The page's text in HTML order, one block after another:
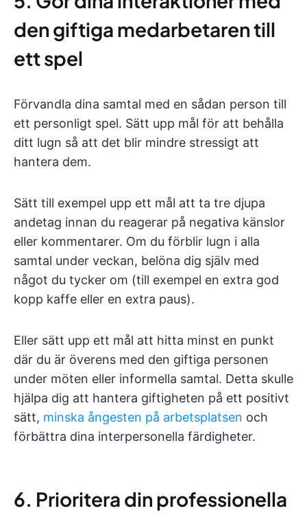
den giftiga medarbetaren till
ett spel
Förvandla dina samtal med en sådan person till
ett personligt spel. Sätt upp mål för att behålla
ditt lugn så att det blir mindre stressigt att
hantera dem.
Sätt till exempel upp ett mål att ta tre djupa
andetag innan du reagerar på negativa känslor
eller kommentarer. Om du förblir lugn i alla
samtal under veckan, belöna dig själv med
något du tycker om (till exempel en extra god
kopp kaffe eller en extra paus).
Eller sätt upp ett mål att hitta minst en punkt
där du är överens med den giftiga personen
under möten eller informella samtal. Detta skulle
hjälpa dig att hantera giftigheten på ett positivt
sätt, minska ångesten på arbetsplatsen och
förbättra dina interpersonella färdigheter.
6. Prioritera din professionella